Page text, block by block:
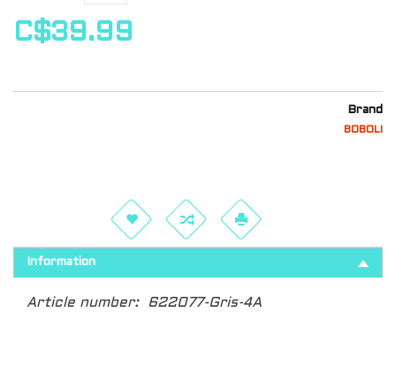
C$39.99
Brand
BOBOLI
Information
Article number: 622077-Gris-4A